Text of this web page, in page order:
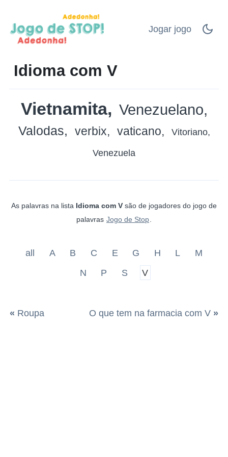
Jogar jogo
Idioma com V
Vietnamita Venezuelano
Valodas verbix vaticano Vitoriano
Venezuela
As palavras na lista Idioma com V são de jogadores do jogo de
palavras Jogo de Stop
all A B C E G H L
M
N
P S V
« Roupa O que tem na farmacia com V »